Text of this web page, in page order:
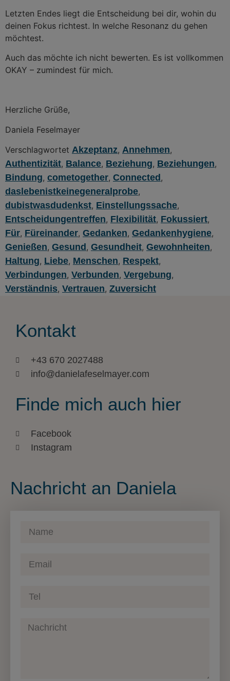
Letzten Endes liegt die Entscheidung bei dir, wohin du
deinen Fokus richtest. In welche Resonanz du gehen
möchtest.
Auch das möchte ich nicht bewerten. Es ist vollkommen
OKAY – zumindest für mich.
Herzliche Grüße,
Daniela Feselmayer
Verschlagwortet Akzeptanz, Annehmen,
Authentizität, Balance, Beziehung, Beziehungen,
Bindung, cometogether, Connected ,
daslebenistkeinegeneralprobe,
dubistwasdudenkst, Einstellungssache,
Entscheidungentreffen, Flexibilität, Fokussiert,
Für, Füreinander, Gedanken, Gedankenhygiene,
Genießen, Gesund , Gesundheit, Gewohnheiten,
Haltung, Liebe, Menschen, Respekt,
Verbindungen, Verbunden, Vergebung,
Verständnis, Vertrauen, Zuversicht
Kontakt
+43 670 2027488
info@danielafeselmayer.com
Finde mich auch hier
Facebook
Instagram
Nachricht an Daniela